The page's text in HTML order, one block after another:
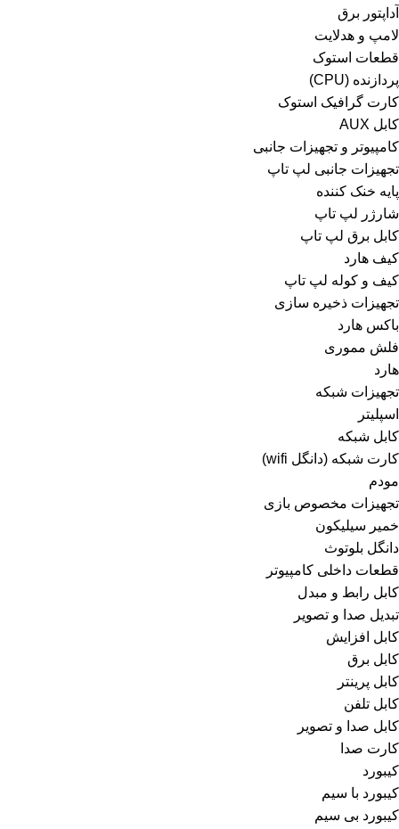
آداپتور برق
لامپ و هدلایت
قطعات استوک
پردازنده (CPU)
کارت گرافیک استوک
کابل AUX
کامپیوتر و تجهیزات جانبی
تجهیزات جانبی لپ تاپ
پایه خنک کننده
شارژر لپ تاپ
کابل برق لپ تاپ
کیف هارد
کیف و کوله لپ تاپ
تجهیزات ذخیره سازی
باکس هارد
فلش مموری
هارد
تجهیزات شبکه
اسپلیتر
کابل شبکه
کارت شبکه (دانگل wifi)
مودم
تجهیزات مخصوص بازی
خمیر سیلیکون
دانگل بلوتوث
قطعات داخلی کامپیوتر
کابل رابط و مبدل
تبدیل صدا و تصویر
کابل افزایش
کابل برق
کابل پرینتر
کابل تلفن
کابل صدا و تصویر
کارت صدا
کیبورد
کیبورد با سیم
کیبورد بی سیم